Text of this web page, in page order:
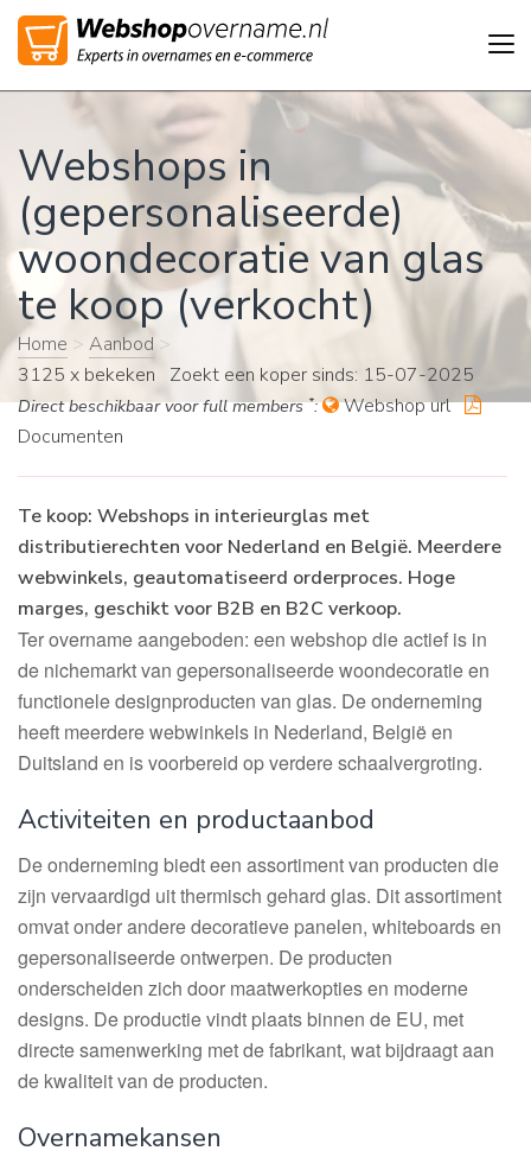
Webshops in
(gepersonaliseerde)
woondecoratie van glas
te koop (verkocht)
Home > Aanbod >
3125 x bekeken Zoekt een koper sinds: 15-07-2025
Direct beschikbaar voor full members*:
Webshop url
Documenten
Te koop: Webshops in interieurglas met
distributierechten voor Nederland en België. Meerdere
webwinkels, geautomatiseerd orderproces. Hoge
marges, geschikt voor B2B en B2C verkoop.
Ter overname aangeboden: een webshop die actief is in
de nichemarkt van gepersonaliseerde woondecoratie en
functionele designproducten van glas. De onderneming
heeft meerdere webwinkels in Nederland, België en
Duitsland en is voorbereid op verdere schaalvergroting.
Activiteiten en productaanbod
De onderneming biedt een assortiment van producten die
zijn vervaardigd uit thermisch gehard glas. Dit assortiment
omvat onder andere decoratieve panelen, whiteboards en
gepersonaliseerde ontwerpen. De producten
onderscheiden zich door maatwerkopties en moderne
designs. De productie vindt plaats binnen de EU, met
directe samenwerking met de fabrikant, wat bijdraagt aan
de kwaliteit van de producten.
Overnamekansen